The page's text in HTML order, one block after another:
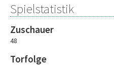
Spielstatistik
Zuschauer
48
Torfolge